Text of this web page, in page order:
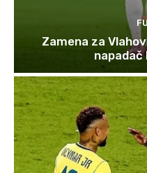
Zamena za
napadač